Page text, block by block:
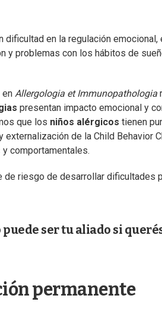
en la regulación emocional,
y problemas con los hábitos de
en Allergologia et Immunopathologia
presentan impacto emocional y
que los niños alérgicos tienen
de la Child Behavior
y comportamentales.
riesgo de desarrollar dificultades
ser tu aliado si
permanente